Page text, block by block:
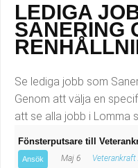
Chefer och
Data/IT
Försäljning, inköp,
Hantverksyrken
Hotell, restaurang,
Barnskötare
Lärare i förskola/
Lagerarbetare
Bussförare/
Elevassistent
LEDIGA
SANERING
Se lediga jobb som
Genom att välja en
att se alla jobb i Lomma
Fönsterputsare till
Ansök Maj 6 Veterankraft